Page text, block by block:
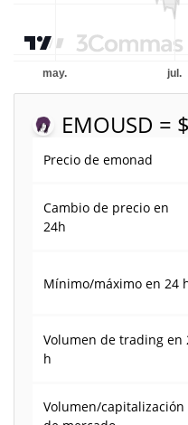
EMOUSD =
Precio de emonad
Cambio de precio en
24h
Mínimo/máximo en 24
Volumen de trading en
h
Volumen/capitalización